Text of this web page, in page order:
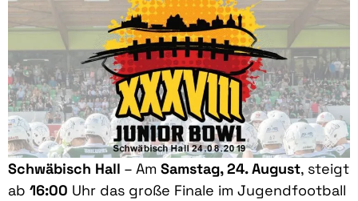
Schwäbisch Hall – Am Samstag, 24. August, steigt
ab 16:00 Uhr das große Finale im Jugendfootball